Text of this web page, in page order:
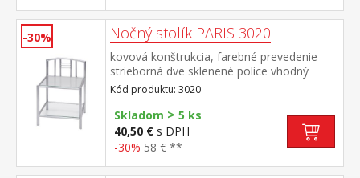
-30% Nočný stolík PARIS 3020
kovová konštrukcia, farebné prevedenie
strieborná dve sklenené police vhodný
doplnok k posteliam PARIS (3021, 3022 a
3023)
Kód produktu: 3020
Skladom > 5 ks
40,50 € s DPH
-30% 58 € **